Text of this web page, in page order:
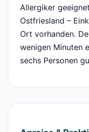
Allergiker
Ostfriesland –
Ort vorhanden.
wenigen Minuten
sechs Personen